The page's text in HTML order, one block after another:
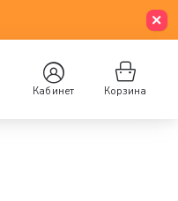
Кабинет Корзина